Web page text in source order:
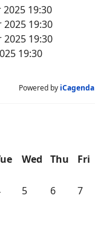
2025 19:30
2025 19:30
2025 19:30
19:30
Powered by iCagenda
Wed Thu Fri
5 6 7